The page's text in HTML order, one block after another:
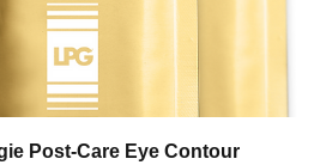
Post-Care Eye Contour